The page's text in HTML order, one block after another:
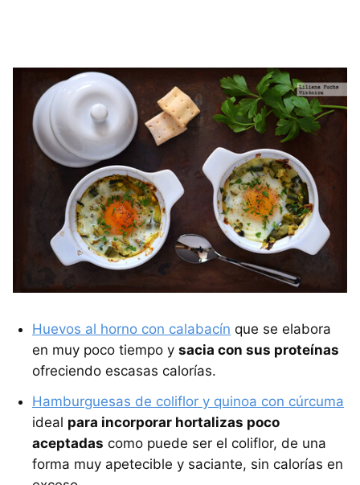
Huevos al horno con calabacín que se elabora
en muy poco tiempo y sacia con sus proteínas
ofreciendo escasas calorías.
Hamburguesas de coliflor y quinoa con cúrcuma
ideal para incorporar hortalizas poco
aceptadas como puede ser el coliflor, de una
forma muy apetecible y saciante, sin calorías en